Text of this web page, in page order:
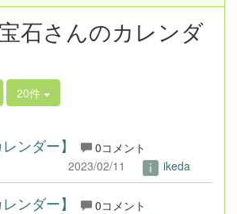
石さんのカレンダ
20件
ンダー】
0コメント
2023/02/11
ikeda
ンダー】
0コメント